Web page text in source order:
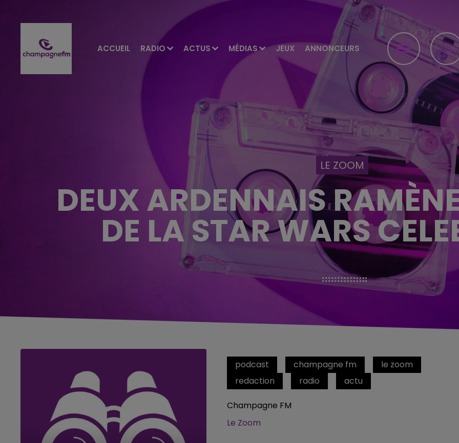
ACCUEIL RADIO ACTUS MÉDIAS JEUX ANNONCEURS
LE ZOOM
DEUX ARDENNAIS
DE LA STAR WARS
podcast champagne fm
le zoom
redaction
radio actu
Champagne FM
Le Zoom